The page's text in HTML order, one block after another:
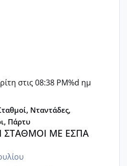
στις 08:38 PM%d ημ
Νταντάδες,
Πάρτυ
ΣΤΑΘΜΟΙ ΜΕ ΕΣΠΑ